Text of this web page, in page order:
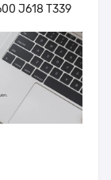
J618 T339